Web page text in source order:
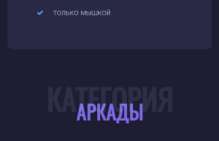
только мышкой
АРКАДЫ
КАТЕГОРИЯ